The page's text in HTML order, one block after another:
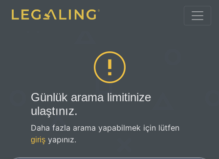
Günlük arama limitinize
ulaştınız.
Daha fazla arama yapabilmek için lütfen
giriş yapınız.